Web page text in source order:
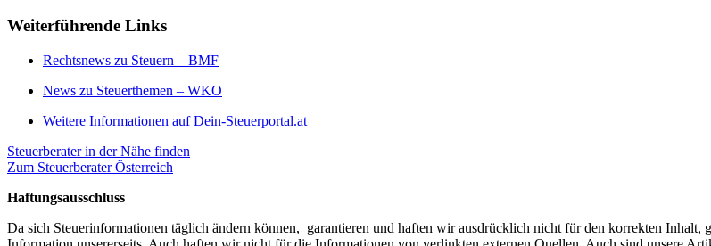
Weiterführende Links
Rechtsnews zu Steuern – BMF
News zu Steuerthemen – WKO
Weitere Informationen auf Dein-Steuerportal.at
Steuerberater in der Nähe finden
Zum Steuerberater Österreich
Haftungsausschluss
Da sich Steuerinformationen täglich ändern können, garantieren und haften wir ausdrücklich nicht für den korrekten